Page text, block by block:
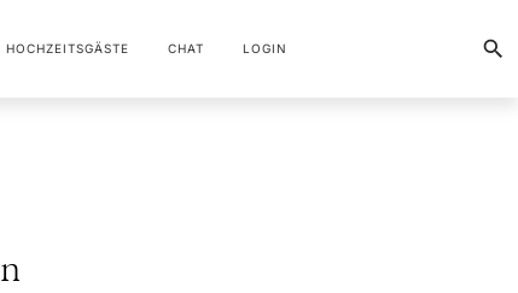
HOCHZEITSGÄSTE CHAT LOGIN